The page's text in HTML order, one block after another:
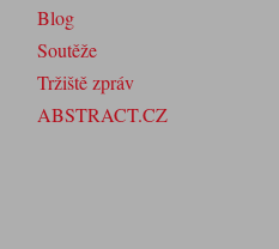
Blog
Soutěže
Tržiště zpráv
ABSTRACT.CZ